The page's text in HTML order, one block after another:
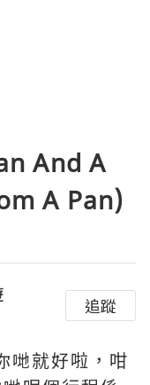
And A
A Pan)
追蹤
哋就好啦，咁